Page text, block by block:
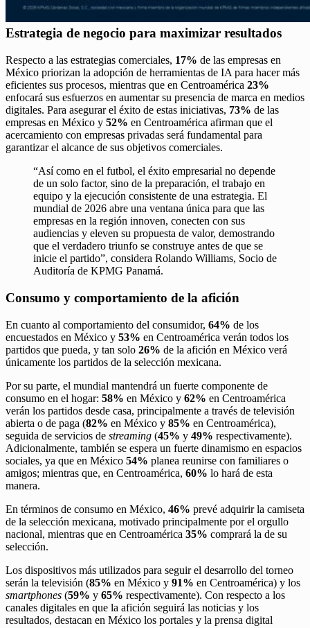
Estrategia de negocio para maximizar resultados
Respecto a las estrategias comerciales, 17% de las empresas en
México priorizan la adopción de herramientas de IA para hacer más
eficientes sus procesos, mientras que en Centroamérica 23%
enfocará sus esfuerzos en aumentar su presencia de marca en medios
digitales. Para asegurar el éxito de estas iniciativas, 73% de las
empresas en México y 52% en Centroamérica afirman que el
acercamiento con empresas privadas será fundamental para
garantizar el alcance de sus objetivos comerciales.
“Así como en el futbol, el éxito empresarial no depende
de un solo factor, sino de la preparación, el trabajo en
equipo y la ejecución consistente de una estrategia. El
mundial de 2026 abre una ventana única para que las
empresas en la región innoven, conecten con sus
audiencias y eleven su propuesta de valor, demostrando
que el verdadero triunfo se construye antes de que se
inicie el partido”, considera Rolando Williams, Socio de
Auditoría de KPMG Panamá.
Consumo y comportamiento de la afición
En cuanto al comportamiento del consumidor, 64% de los
encuestados en México y 53% en Centroamérica verán todos los
partidos que pueda, y tan solo 26% de la afición en México verá
únicamente los partidos de la selección mexicana.
Por su parte, el mundial mantendrá un fuerte componente de
consumo en el hogar: 58% en México y 62% en Centroamérica
verán los partidos desde casa, principalmente a través de televisión
abierta o de paga (82% en México y 85% en Centroamérica),
seguida de servicios de streaming (45% y 49% respectivamente).
Adicionalmente, también se espera un fuerte dinamismo en espacios
sociales, ya que en México 54% planea reunirse con familiares o
amigos; mientras que, en Centroamérica, 60% lo hará de esta
manera.
En términos de consumo en México, 46% prevé adquirir la camiseta
de la selección mexicana, motivado principalmente por el orgullo
nacional, mientras que en Centroamérica 35% comprará la de su
selección.
Los dispositivos más utilizados para seguir el desarrollo del torneo
serán la televisión (85% en México y 91% en Centroamérica) y los
smartphones (59% y 65% respectivamente). Con respecto a los
canales digitales en que la afición seguirá las noticias y los
resultados, destacan en México los portales y la prensa digital